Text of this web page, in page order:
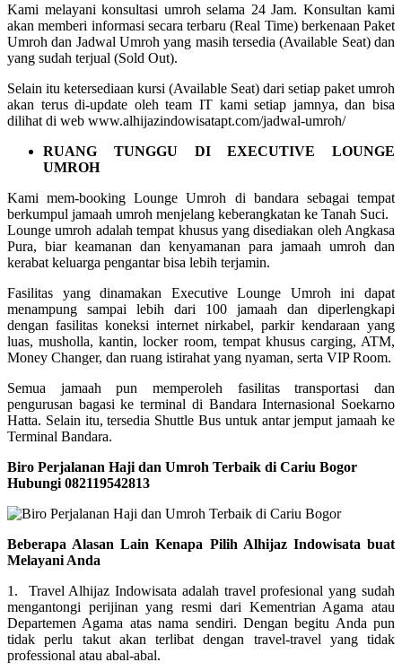
Kami melayani konsultasi umroh selama 24 Jam. Konsultan kami
akan memberi informasi secara terbaru (Real Time) berkenaan Paket
Umroh dan Jadwal Umroh yang masih tersedia (Available Seat) dan
yang sudah terjual (Sold Out).
Selain itu ketersediaan kursi (Available Seat) dari setiap paket umroh
akan terus di-update oleh team IT kami setiap jamnya, dan bisa
dilihat di web www.alhijazindowisatapt.com/jadwal-umroh/
RUANG TUNGGU DI EXECUTIVE LOUNGE
UMROH
Kami mem-booking Lounge Umroh di bandara sebagai tempat
berkumpul jamaah umroh menjelang keberangkatan ke Tanah Suci.
Lounge umroh adalah tempat khusus yang disediakan oleh Angkasa
Pura, biar keamanan dan kenyamanan para jamaah umroh dan
kerabat keluarga pengantar bisa lebih terjamin.
Fasilitas yang dinamakan Executive Lounge Umroh ini dapat
menampung sampai lebih dari 100 jamaah dan diperlengkapi
dengan fasilitas koneksi internet nirkabel, parkir kendaraan yang
luas, musholla, kantin, locker room, tempat khusus carging, ATM,
Money Changer, dan ruang istirahat yang nyaman, serta VIP Room.
Semua jamaah pun memperoleh fasilitas transportasi dan
pengurusan bagasi ke terminal di Bandara Internasional Soekarno
Hatta. Selain itu, tersedia Shuttle Bus untuk antar jemput jamaah ke
Terminal Bandara.
Biro Perjalanan Haji dan Umroh Terbaik di Cariu Bogor
Hubungi 082119542813
Beberapa Alasan Lain Kenapa Pilih Alhijaz Indowisata buat
Melayani Anda
1. Travel Alhijaz Indowisata adalah travel profesional yang sudah
mengantongi perijinan yang resmi dari Kementrian Agama atau
Departemen Agama atas nama sendiri. Dengan begitu Anda pun
tidak perlu takut akan terlibat dengan travel-travel yang tidak
professional atau abal-abal.